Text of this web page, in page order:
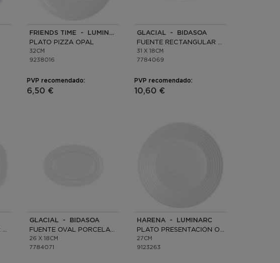
FRIENDS TIME - LUMINARC
PLATO PIZZA OPAL
32CM
9238016
PVP recomendado:
6,50 €
GLACIAL - BIDASOA
31 X 18CM
7784069
PVP recomendado:
10,60 €
GLACIAL - BIDASOA
26 X 18CM
7784071
HARENA - LUMINARC
27CM
9123263